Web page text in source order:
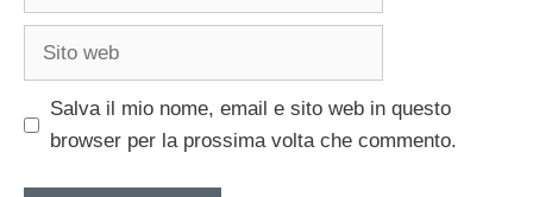
Sito
Salva il mio nome, email e sito web in questo
browser per la prossima volta che commento.